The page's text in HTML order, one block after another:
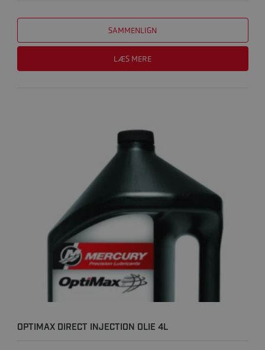
SAMMENLIGN
LÆS MERE
OPTIMAX DIRECT INJECTION OLIE 4L